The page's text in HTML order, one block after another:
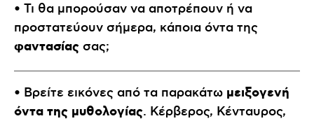
• Τι θα μπορούσαν να αποτρέπουν ή να
προστατεύουν σήμερα, κάποια όντα της
φαντασίας σας;
• Βρείτε εικόνες από τα παρακάτω μειξογενή
όντα της μυθολογίας. Κέρβερος, Κένταυρος,